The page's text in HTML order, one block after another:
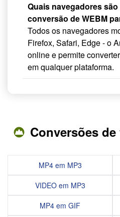
Quais navegadores
conversão de WEBM
Todos os navegadores
Firefox, Safari, Edge - o
online e permite
em qualquer plataforma.
Conversões
MP4 em MP3
VIDEO em MP3
MP4 em GIF